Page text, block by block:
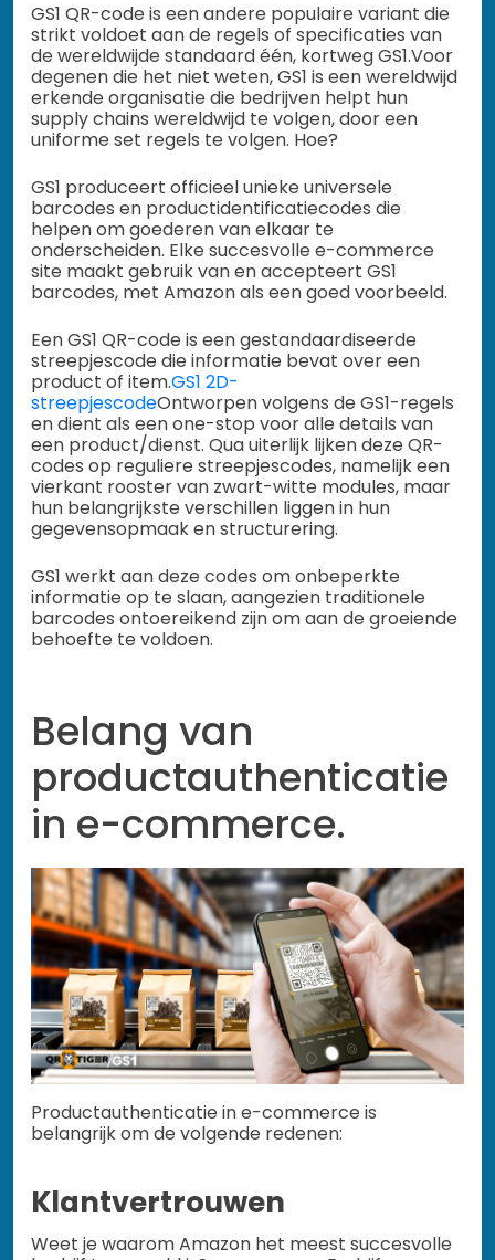
GS1 QR-code is een andere populaire variant die
strikt voldoet aan de regels of specificaties van
de wereldwijde standaard één, kortweg GS1.Voor
degenen die het niet weten, GS1 is een wereldwijd
erkende organisatie die bedrijven helpt hun
supply chains wereldwijd te volgen, door een
uniforme set regels te volgen. Hoe?
GS1 produceert officieel unieke universele
barcodes en productidentificatiecodes die
helpen om goederen van elkaar te
onderscheiden. Elke succesvolle e-commerce
site maakt gebruik van en accepteert GS1
barcodes, met Amazon als een goed voorbeeld.
Een GS1 QR-code is een gestandaardiseerde
streepjescode die informatie bevat over een
product of item.GS1 2D-
streepjescodeOntworpen volgens de GS1-regels
en dient als een one-stop voor alle details van
een product/dienst. Qua uiterlijk lijken deze QR-
codes op reguliere streepjescodes, namelijk een
vierkant rooster van zwart-witte modules, maar
hun belangrijkste verschillen liggen in hun
gegevensopmaak en structurering.
GS1 werkt aan deze codes om onbeperkte
informatie op te slaan, aangezien traditionele
barcodes ontoereikend zijn om aan de groeiende
behoefte te voldoen.
Belang van
productauthenticatie
in e-commerce.
Productauthenticatie in e-commerce is
belangrijk om de volgende redenen:
Klantvertrouwen
Weet je waarom Amazon het meest succesvolle